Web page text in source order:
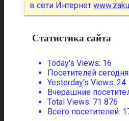
в сети Интернет
Статистика сайта
Today's Views: 16
Посетителей сегодня:
Yesterday's Views: 24
Вчерашние
Total Views: 71 876
Всего посетителей: